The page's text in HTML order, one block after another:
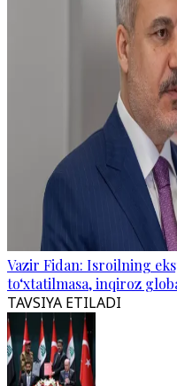
Vazir Fidan: Isroilning
to‘xtatilmasa, inqiroz
TAVSIYA ETILADI